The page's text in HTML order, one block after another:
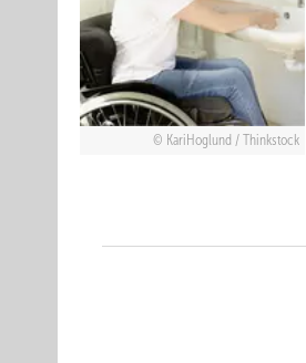
KariHoglund / Thinkstock